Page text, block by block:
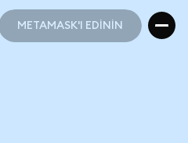
METAMASK'I EDİNİN